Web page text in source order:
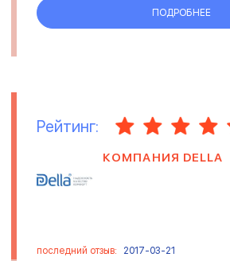
ПОДРОБНЕЕ
Рейтинг:
КОМПАНИЯ DELLA
последний отзыв: 2017-03-21